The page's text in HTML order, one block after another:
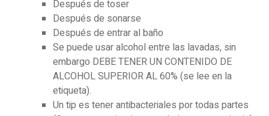
Después de toser
Después de sonarse
Después de entrar al baño
Se puede usar alcohol entre las lavadas, sin
embargo DEBE TENER UN CONTENIDO DE
ALCOHOL SUPERIOR AL 60% (se lee en la
etiqueta).
Un tip es tener antibacteriales por todas partes